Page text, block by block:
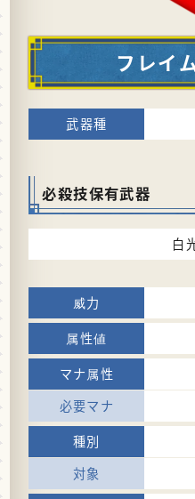
フレイ
必殺技保有武器
白